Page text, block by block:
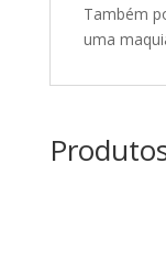
Também
uma